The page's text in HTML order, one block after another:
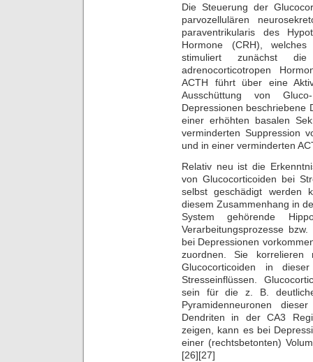
Die Steuerung der
parvozellulären
paraventrikularis des
Hormone (CRH),
stimuliert zunächst
adrenocorticotropen
ACTH führt über eine
Ausschüttung von
Depressionen beschriebene
einer erhöhten basalen
verminderten Suppression
und in einer verminderten
Relativ neu ist die
von Glucocorticoiden bei
selbst geschädigt werden
diesem Zusammenhang in
System gehörende
Verarbeitungsprozesse
bei Depressionen
zuordnen. Sie korrelieren
Glucocorticoiden in
Stresseinflüssen.
sein für die z. B.
Pyramidenneuronen
Dendriten in der CA3
zeigen, kann es bei
einer (rechtsbetonten)
[26][27]